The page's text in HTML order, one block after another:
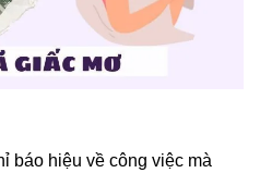
báo hiệu về công việc mà